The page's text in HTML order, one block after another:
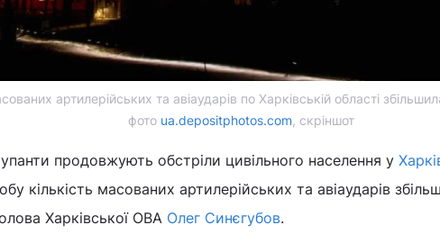
артилерійських та авіаударів по Харківській області
фото ua.depositphotos.com, скріншот
продовжують обстріли цивільного населення у
кількість масованих артилерійських та авіаударів
Харківської ОВА Олег Синєгубов.